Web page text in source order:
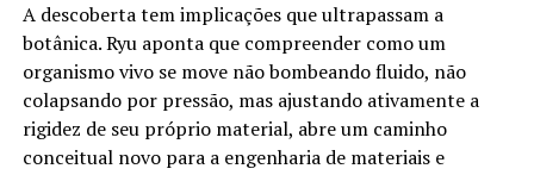
A descoberta tem implicações que ultrapassam a
botânica. Ryu aponta que compreender como um
organismo vivo se move não bombeando fluido, não
colapsando por pressão, mas ajustando ativamente a
rigidez de seu próprio material, abre um caminho
conceitual novo para a engenharia de materiais e